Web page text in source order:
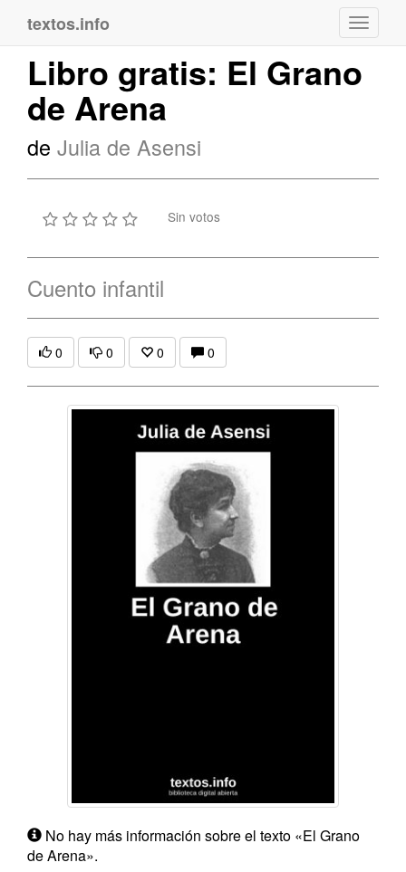
textos.info
Libro gratis: El Grano
de Arena
de Julia de Asensi
Sin votos
Cuento infantil
0 0 0 0
No hay más información sobre el texto «El Grano
de Arena».